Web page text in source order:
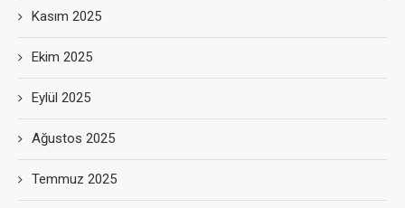
Kasım 2025
Ekim 2025
Eylül 2025
Ağustos 2025
Temmuz 2025